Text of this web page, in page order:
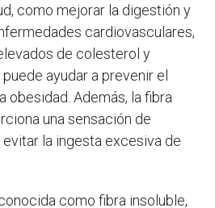
como mejorar la digestión y
cardiovasculares,
de colesterol y
ayudar a prevenir el
obesidad. Además, la fibra
una sensación de
la ingesta excesiva de
como fibra insoluble,